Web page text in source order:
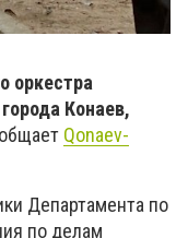
оркестра
Конаев,
Qonaev-
Департамента по
по делам